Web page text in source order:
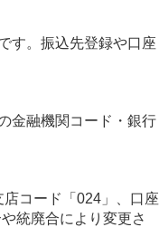
す。振込先登録や口座
金融機関コード・銀行
コード「024」、口座
統廃合により変更さ